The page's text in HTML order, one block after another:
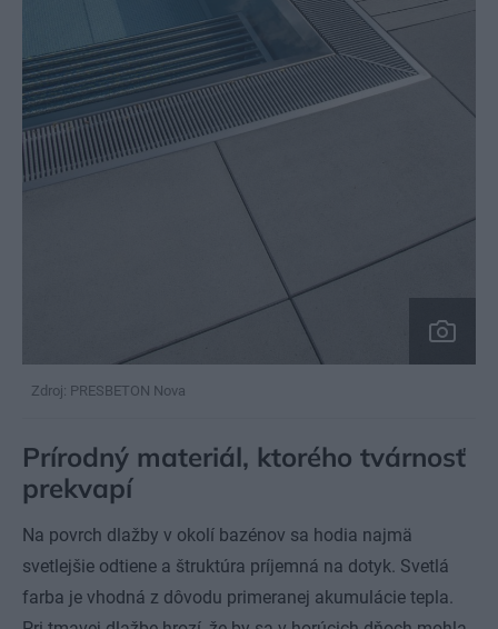
Zdroj: PRESBETON Nova
Prírodný materiál, ktorého tvárnosť
prekvapí
Na povrch dlažby v okolí bazénov sa hodia najmä
svetlejšie odtiene a štruktúra príjemná na dotyk. Svetlá
farba je vhodná z dôvodu primeranej akumulácie tepla.